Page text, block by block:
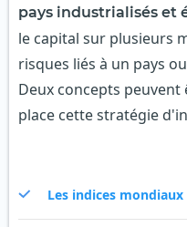
pays industrialisés et
le capital sur plusieurs
risques liés à un pays
Deux concepts
place cette stratégie
Les indices